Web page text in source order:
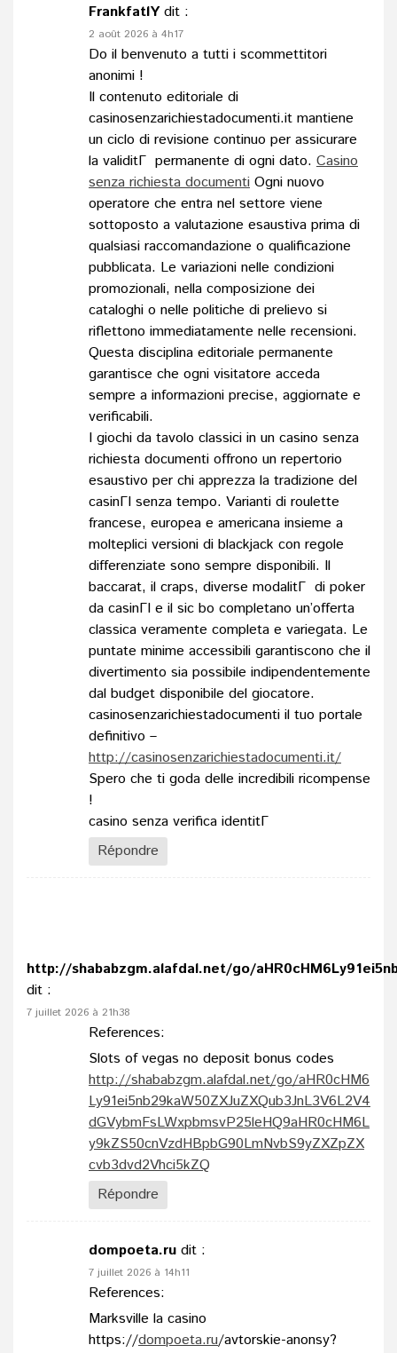
FrankfatlY dit :
2 août 2026 à 4h17
Do il benvenuto a tutti i scommettitori
anonimi !
Il contenuto editoriale di
casinosenzarichiestadocumenti.it mantiene
un ciclo di revisione continuo per assicurare
la validitГ permanente di ogni dato. Casino
senza richiesta documenti Ogni nuovo
operatore che entra nel settore viene
sottoposto a valutazione esaustiva prima di
qualsiasi raccomandazione o qualificazione
pubblicata. Le variazioni nelle condizioni
promozionali, nella composizione dei
cataloghi o nelle politiche di prelievo si
riflettono immediatamente nelle recensioni.
Questa disciplina editoriale permanente
garantisce che ogni visitatore acceda
sempre a informazioni precise, aggiornate e
verificabili.
I giochi da tavolo classici in un casino senza
richiesta documenti offrono un repertorio
esaustivo per chi apprezza la tradizione del
casinГІ senza tempo. Varianti di roulette
francese, europea e americana insieme a
molteplici versioni di blackjack con regole
differenziate sono sempre disponibili. Il
baccarat, il craps, diverse modalitГ di poker
da casinГІ e il sic bo completano un’offerta
classica veramente completa e variegata. Le
puntate minime accessibili garantiscono che il
divertimento sia possibile indipendentemente
dal budget disponibile del giocatore.
casinosenzarichiestadocumenti il tuo portale
definitivo –
http://casinosenzarichiestadocumenti.it/
Spero che ti goda delle incredibili ricompense
!
casino senza verifica identitГ
Répondre
http://shababzgm.alafdal.net/go/
dit :
7 juillet 2026 à 21h38
References:
Slots of vegas no deposit bonus codes
http://shababzgm.alafdal.net/go/aHR0cHM6
Ly91ei5nb29kaW50ZXJuZXQub3JnL3V6L2V4
dGVybmFsLWxpbmsvP25leHQ9aHR0cHM6L
y9kZS50cnVzdHBpbG90LmNvbS9yZXZpZX
cvb3dvd2Vhci5kZQ
Répondre
dompoeta.ru dit :
7 juillet 2026 à 14h11
References:
Marksville la casino
https://dompoeta.ru/avtorskie-anonsy?